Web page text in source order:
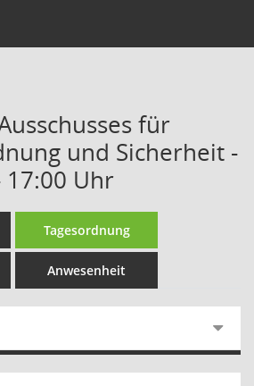
für
und Sicherheit -
17:00 Uhr
Tagesordnung
Anwesenheit